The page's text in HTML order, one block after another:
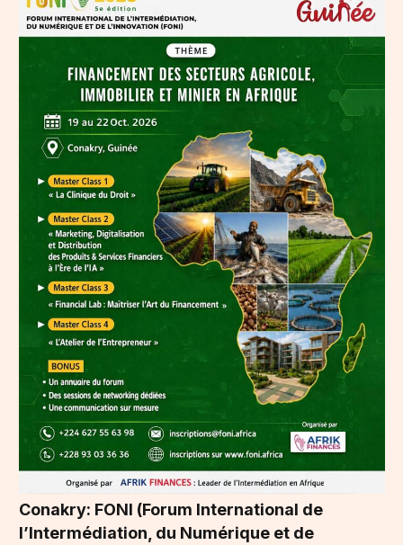
Conakry: FONI (Forum International de
l’Intermédiation, du Numérique et de